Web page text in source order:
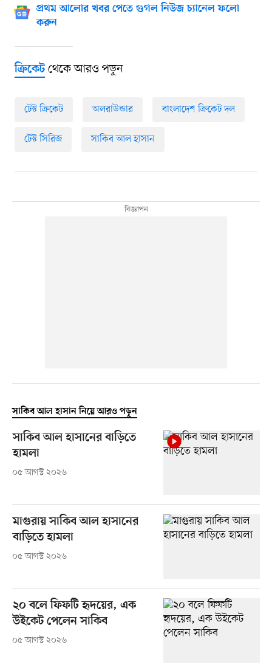
প্রথম আলোর খবর পেতে গুগল নিউজ চ্যানেল ফলো
করুন
ক্রিকেটথেকে আরও পড়ুন
টেস্ট ক্রিকেট অলরাউন্ডার বাংলাদেশ ক্রিকেট দল
টেস্ট সিরিজ সাকিব আল হাসান
সাকিব আল হাসান নিয়ে আরও পড়ুন
সাকিব আল হাসানের বাড়িতে
হামলা
০৫ আগস্ট ২০২৬
মাগুরায় সাকিব আল হাসানের
বাড়িতে হামলা
০৫ আগস্ট ২০২৬
২০ বলে ফিফটি হৃদয়ের, এক
উইকেট পেলেন সাকিব
০৫ আগস্ট ২০২৬